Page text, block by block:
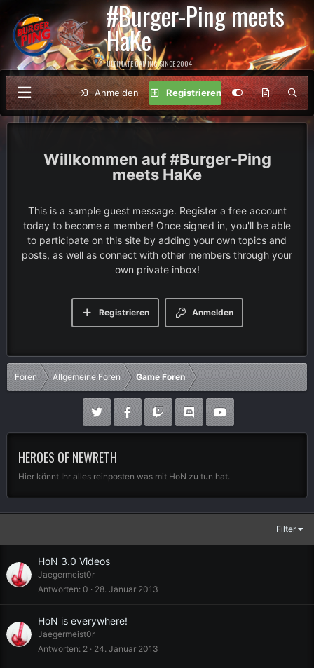
#Burger-Ping meets
HaKe
ULTIMATE GAMING SINCE 2004
Anmelden Registrieren
#Burger-Ping
meets HaKe
This is a sample guest message. Register a free account
today to become a member! Once signed in, you'll be able
to participate on this site by adding your own topics and
posts, as well as connect with other members through your
own private inbox!
Anmelden
Registrieren
Foren Allgemeine Foren Game Foren
HEROES OF NEWRETH
Hier könnt Ihr alles reinposten was mit HoN zu tun hat.
Filter
HoN 3.0 Videos
Jaegermeist0r
Antworten 0 28. Januar 2013
HoN is everywhere!
Jaegermeist0r
Antworten 2 24. Januar 2013